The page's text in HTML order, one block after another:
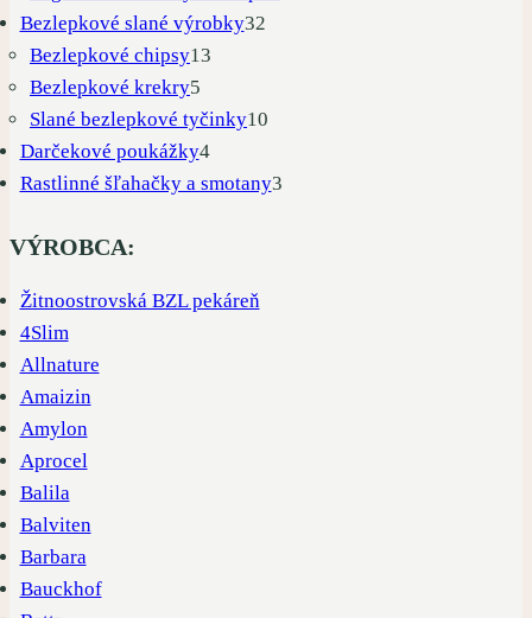
Bezlepkové slané výrobky3232
Bezlepkové chipsy13
Bezlepkové krekry5
produktov
Slané bezlepkové tyčinky10
Darčekové poukážky44
produkty
Rastlinné šľahačky a smotany33
VÝROBCA:
Žitnoostrovská BZL pekáreň
4Slim
Allnature
Amaizin
Amylon
Aprocel
Balila
Balviten
Barbara
Bauckhof